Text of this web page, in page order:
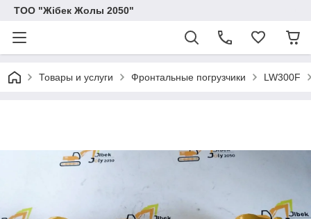
ТОО "Жібек Жолы 2050"
Товары и услуги Фронтальные погрузчики LW300F